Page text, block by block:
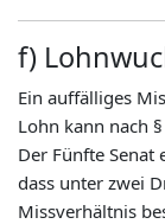
f)
Ein auffälliges
Lohn kann nach
Der Fünfte Senat
dass unter zwei
Missverhältnis